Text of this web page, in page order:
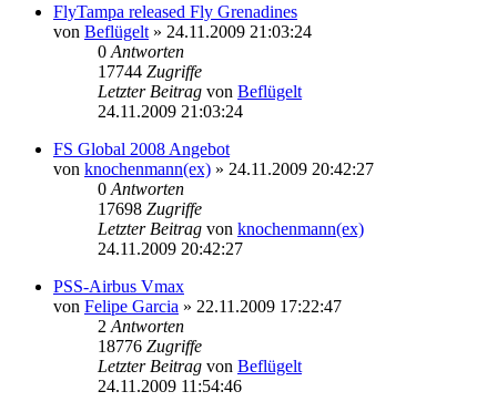
FlyTampa released Fly Grenadines
von Beflügelt » 24.11.2009 21:03:24
0 Antworten
17744 Zugriffe
Letzter Beitrag von Beflügelt
24.11.2009 21:03:24
FS Global 2008 Angebot
von knochenmann(ex) » 24.11.2009 20:42:27
0 Antworten
17698 Zugriffe
Letzter Beitrag von knochenmann(ex)
24.11.2009 20:42:27
PSS-Airbus Vmax
von Felipe Garcia » 22.11.2009 17:22:47
2 Antworten
18776 Zugriffe
Letzter Beitrag von Beflügelt
24.11.2009 11:54:46